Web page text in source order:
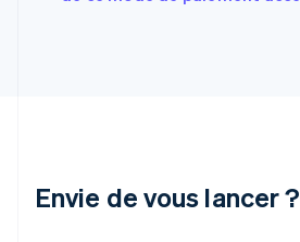
Envie de vous lancer ?
Japon